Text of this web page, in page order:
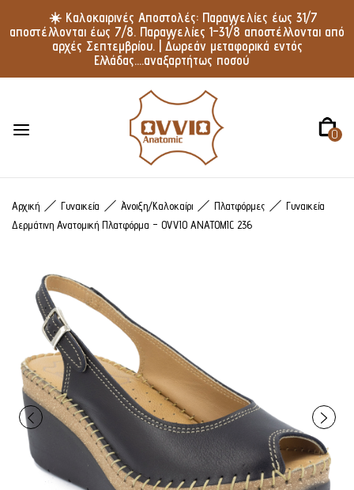
☀️ Καλοκαιρινές Αποστολές: Παραγγελίες έως 31/7
αποστέλλονται έως 7/8. Παραγγελίες 1–31/8 αποστέλλονται από
αρχές Σεπτεμβρίου. | Δωρεάν μεταφορικά εντός
Ελλάδας....αναξαρτήτως ποσού
0
Αρχική Γυναικεία Άνοιξη/Καλοκαίρι Πλατφόρμες
Γυναικεία
Δερμάτινη Ανατομική Πλατφόρμα – OVVIO ANATOMIC 236